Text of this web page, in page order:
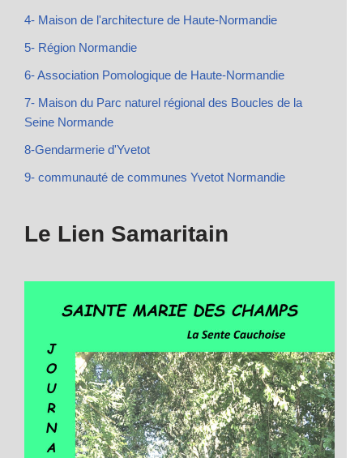
4- Maison de l'architecture de Haute-Normandie
5- Région Normandie
6- Association Pomologique de Haute-Normandie
7- Maison du Parc naturel régional des Boucles de la
Seine Normande
8-Gendarmerie d'Yvetot
9- communauté de communes Yvetot Normandie
Le Lien Samaritain